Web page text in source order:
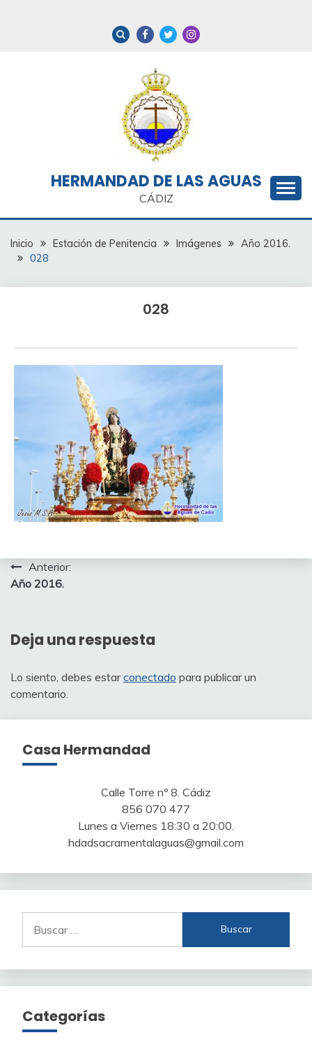
HERMANDAD DE LAS AGUAS
CÁDIZ
Inicio Estación de Penitencia Imágenes
Año 2016.
028
028
Navegación
de
Anterior:
Año 2016.
Deja una respuesta
Lo siento, debes estarconectado para publicar un
comentario.
Casa Hermandad
Calle Torre nº 8. Cádiz
856 070 477
Lunes a Viernes 18:30 a 20:00.
hdadsacramentalaguas@gmail.com
Categorías